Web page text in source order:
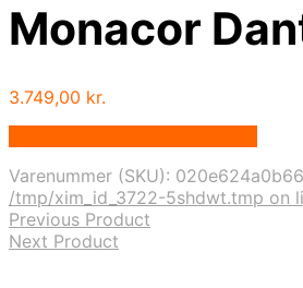
Monacor
3.749,00 kr.
Varenummer (SKU): 020e624a0b66
/tmp/xim_id_3722-5shdwt.tmp on
Previous Product
Next Product